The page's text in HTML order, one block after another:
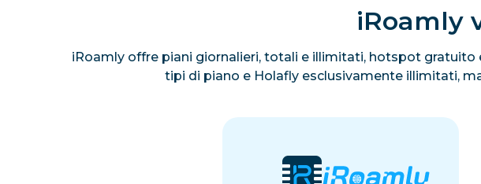
iRoamly
iRoamly offre piani giornalieri, totali e illimitati, hotspot gratuito
tipi di piano e Holafly esclusivamente illimitati,